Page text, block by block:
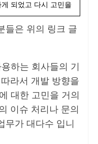
되었고 다시 고민을
들은 위의 링크 글
하는 회사들의 기
라서 개발 방향을
대한 고민을 거의
이슈 처리나 문의
무가 대다수 입니